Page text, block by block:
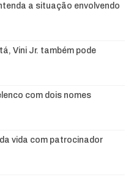
a situação envolvendo
Vini Jr. também pode
com dois nomes
vida com patrocinador